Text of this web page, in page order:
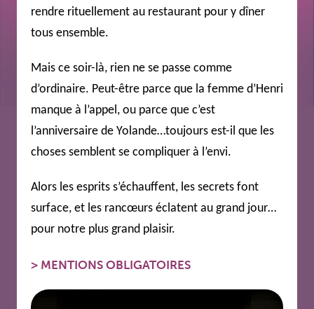
rendre rituellement au restaurant pour y dîner
tous ensemble.
Mais ce soir-là, rien ne se passe comme
d’ordinaire. Peut-être parce que la femme d’Henri
manque à l’appel, ou parce que c’est
l’anniversaire de Yolande…toujours est-il que les
choses semblent se compliquer à l’envi.
Alors les esprits s’échauffent, les secrets font
surface, et les rancœurs éclatent au grand jour…
pour notre plus grand plaisir.
> MENTIONS OBLIGATOIRES